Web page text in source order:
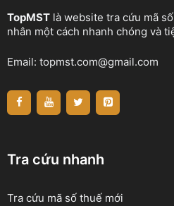
TopMST là website tra cứu mã
nhân một cách nhanh chóng và
Email: topmst.com@gmail.com
Tra cứu nhanh
Tra cứu mã số thuế mới